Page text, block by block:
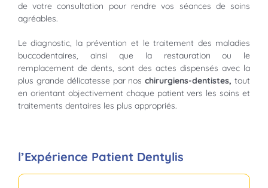
de votre consultation pour rendre vos séances de soins
agréables.
Le diagnostic, la prévention et le traitement des maladies
buccodentaires, ainsi que la restauration ou le
remplacement de dents, sont des actes dispensés avec la
plus grande délicatesse par noschirurgiens-dentistes,tout
en orientant objectivement chaque patient vers les soins et
traitements dentaires les plus appropriés.
l’Expérience Patient Dentylis